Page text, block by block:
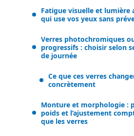
Fatigue visuelle et lumière
qui use vos yeux sans
Verres photochromiques
progressifs : choisir selon
de journée
Ce que ces verres
concrètement
Monture et morphologie :
poids et l’ajustement
que les verres